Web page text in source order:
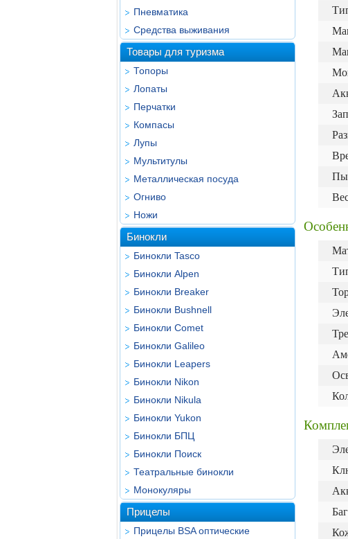
Пневматика
Средства выживания
Товары для туризма
Топоры
Лопаты
Перчатки
Компасы
Лупы
Мультитулы
Металлическая посуда
Огниво
Ножи
Бинокли
Бинокли Tasco
Бинокли Alpen
Бинокли Breaker
Бинокли Bushnell
Бинокли Comet
Бинокли Galileo
Бинокли Leapers
Бинокли Nikon
Бинокли Nikula
Бинокли Yukon
Бинокли БПЦ
Бинокли Поиск
Театральные бинокли
Монокуляры
Прицелы
Прицелы BSA оптические